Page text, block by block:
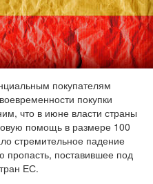
покупателям
покупки
что в июне власти страны
помощь в размере 100
стремительное падение
пропасть, поставившее под
ЕС.